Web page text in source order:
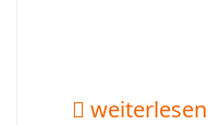
weiterlesen